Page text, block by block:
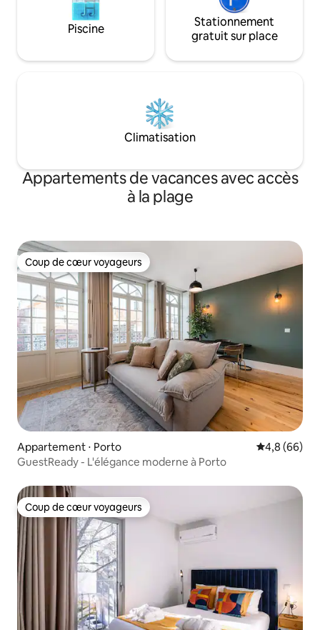
Piscine
Stationnement
gratuit sur place
Climatisation
Appartements de vacances avec accès
à la plage
Coup de cœur voyageurs
Coup de cœur voyageurs
Appartement ⋅ Porto Évaluation
4,8 (66)
GuestReady - L'élégance moderne à Porto
Coup de cœur voyageurs
Coup de cœur voyageurs